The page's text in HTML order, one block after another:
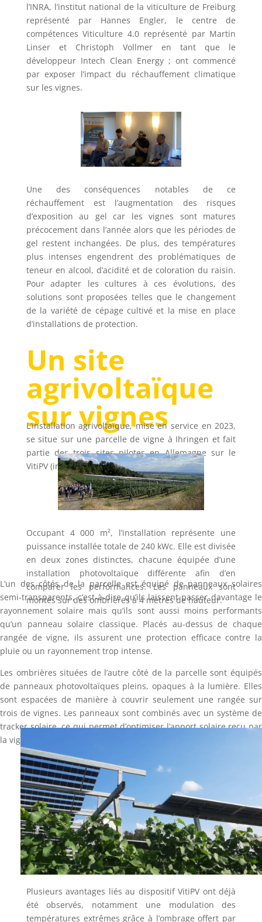
l’INRA, l’institut national de la viticulture de Freiburg
représenté par Hannes Engler, le centre de
compétences Viticulture 4.0 représenté par Martin
Linser et Christoph Vollmer en tant que le
développeur Intech Clean Energy ; ont commencé
par exposer l’impact du réchauffement climatique
sur les vignes.
Une des conséquences notables de ce
réchauffement est l’augmentation des risques
d’exposition au gel car les vignes sont matures
précocement dans l’année alors que les périodes de
gel restent inchangées. De plus, des températures
plus intenses engendrent des problématiques de
teneur en alcool, d’acidité et de coloration du raisin.
Pour adapter les cultures à ces évolutions, des
solutions sont proposées telles que le changement
de la variété de cépage cultivé et la mise en place
d’installations de protection.
Un site
agrivoltaïque
sur vignes
L’installation agrivoltaïque, mise en service en 2023,
se situe sur une parcelle de vigne à Ihringen et fait
partie des trois sites pilotes en Allemagne sur le
VitiPV (installation photovoltaïque sur vigne).
Occupant 4 000 m², l’installation représente une
puissance installée totale de 240 kWc. Elle est divisée
en deux zones distinctes, chacune équipée d’une
installation photovoltaïque différente afin d’en
comparer les performances. Les panneaux sont
montés sur des ombrières à 4 mètres de hauteur.
L’un des côtés de la parcelle est équipé de panneaux solaires
semi-transparents, c’est-à-dire qu’ils laissent passer davantage le
rayonnement solaire mais qu’ils sont aussi moins performants
qu’un panneau solaire classique. Placés au-dessus de chaque
rangée de vigne, ils assurent une protection efficace contre la
pluie ou un rayonnement trop intense.
Les ombrières situées de l’autre côté de la parcelle sont équipés
de panneaux photovoltaïques pleins, opaques à la lumière. Elles
sont espacées de manière à couvrir seulement une rangée sur
trois de vignes. Les panneaux sont combinés avec un système de
tracker solaire, ce qui permet d’optimiser l’apport solaire reçu par
la vigne.
Plusieurs avantages liés au dispositif VitiPV ont déjà
été observés, notamment une modulation des
températures extrêmes grâce à l’ombrage offert par